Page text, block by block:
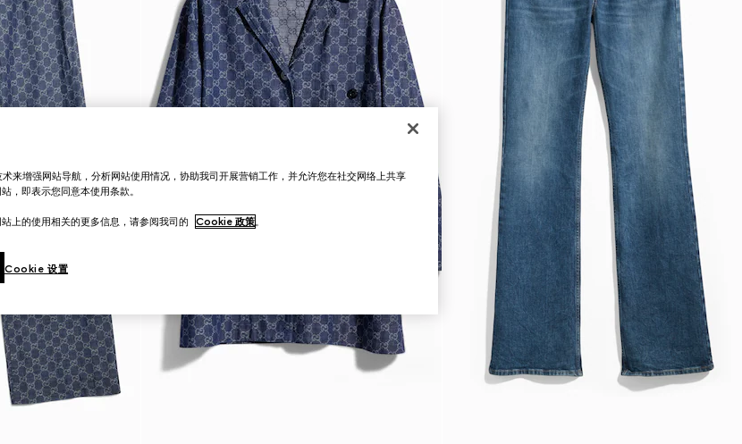
来增强网站导航，分析网站使用情况，协助我司开展营销工作，并允许您在社交网络上共享
，即表示您同意本使用条款。
上的使用相关的更多信息，请参阅我司的 Cookie 政策。
Cookie 设置